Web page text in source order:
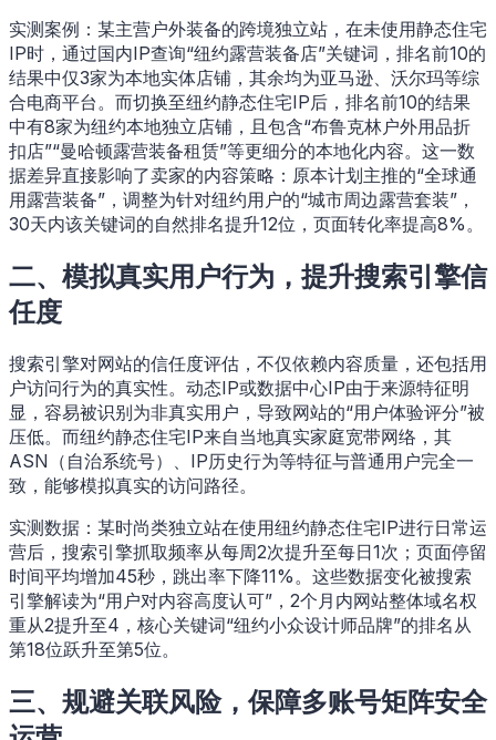
实测案例：某主营户外装备的跨境独立站，在未使用静态住宅
IP时，通过国内IP查询“纽约露营装备店”关键词，排名前10的
结果中仅3家为本地实体店铺，其余均为亚马逊、沃尔玛等综
合电商平台。而切换至纽约静态住宅IP后，排名前10的结果
中有8家为纽约本地独立店铺，且包含“布鲁克林户外用品折
扣店”“曼哈顿露营装备租赁”等更细分的本地化内容。这一数
据差异直接影响了卖家的内容策略：原本计划主推的“全球通
用露营装备”，调整为针对纽约用户的“城市周边露营套装”，
30天内该关键词的自然排名提升12位，页面转化率提高8%。
二、模拟真实用户行为，提升搜索引擎信
任度
搜索引擎对网站的信任度评估，不仅依赖内容质量，还包括用
户访问行为的真实性。动态IP或数据中心IP由于来源特征明
显，容易被识别为非真实用户，导致网站的“用户体验评分”被
压低。而纽约静态住宅IP来自当地真实家庭宽带网络，其
ASN（自治系统号）、IP历史行为等特征与普通用户完全一
致，能够模拟真实的访问路径。
实测数据：某时尚类独立站在使用纽约静态住宅IP进行日常运
营后，搜索引擎抓取频率从每周2次提升至每日1次；页面停留
时间平均增加45秒，跳出率下降11%。这些数据变化被搜索
引擎解读为“用户对内容高度认可”，2个月内网站整体域名权
重从2提升至4，核心关键词“纽约小众设计师品牌”的排名从
第18位跃升至第5位。
三、规避关联风险，保障多账号矩阵安全